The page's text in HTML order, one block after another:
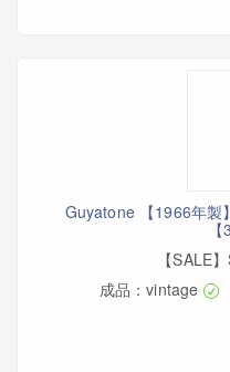
Guyatone 【1966年製
【SALE
成品：vintage